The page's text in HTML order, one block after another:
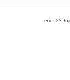
erid: